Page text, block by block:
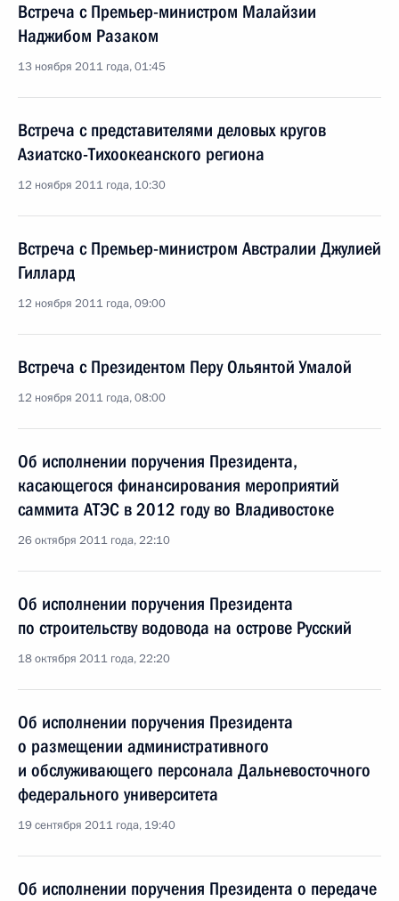
Встреча с Премьер-министром Малайзии
Наджибом Разаком
13 ноября 2011 года, 01:45
Встреча с представителями деловых кругов
Азиатско-Тихоокеанского региона
12 ноября 2011 года, 10:30
Встреча с Премьер-министром Австралии Джулией
Гиллард
12 ноября 2011 года, 09:00
Встреча с Президентом Перу Ольянтой Умалой
12 ноября 2011 года, 08:00
Об исполнении поручения Президента,
касающегося финансирования мероприятий
саммита АТЭС в 2012 году во Владивостоке
26 октября 2011 года, 22:10
Об исполнении поручения Президента
по строительству водовода на острове Русский
18 октября 2011 года, 22:20
Об исполнении поручения Президента
о размещении административного
и обслуживающего персонала Дальневосточного
федерального университета
19 сентября 2011 года, 19:40
Об исполнении поручения Президента о передаче